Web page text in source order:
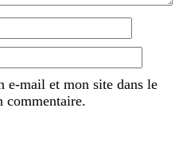
e-mail et mon site dans le
commentaire.